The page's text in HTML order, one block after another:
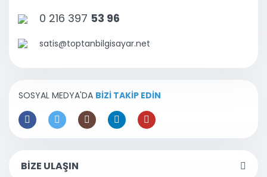
0 216 397 53 96
satis@toptanbilgisayar.net
SOSYAL MEDYA'DA BİZİ TAKİP EDİN
BİZE ULAŞIN